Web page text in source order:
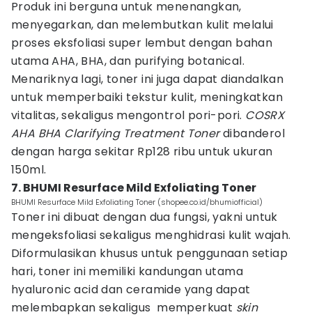
Produk ini berguna untuk menenangkan,
menyegarkan, dan melembutkan kulit melalui
proses eksfoliasi super lembut dengan bahan
utama AHA, BHA, dan purifying botanical.
Menariknya lagi, toner ini juga dapat diandalkan
untuk memperbaiki tekstur kulit, meningkatkan
vitalitas, sekaligus mengontrol pori-pori. COSRX
AHA BHA Clarifying Treatment Tonerdibanderol
dengan harga sekitar Rp128 ribu untuk ukuran
150ml.
7. BHUMI Resurface Mild Exfoliating Toner
BHUMI Resurface Mild Exfoliating Toner (shopee.co.id/bhumiofficial)
Toner ini dibuat dengan dua fungsi, yakni untuk
mengeksfoliasi sekaligus menghidrasi kulit wajah.
Diformulasikan khusus untuk penggunaan setiap
hari, toner ini memiliki kandungan utama
hyaluronic acid dan ceramide yang dapat
melembapkan sekaligus memperkuat skin